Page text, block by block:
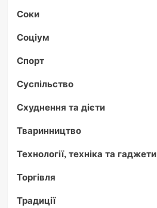
Соки
Соціум
Спорт
Суспільство
Схуднення та дієти
Тваринництво
Технології, техніка та гаджети
Торгівля
Традиції